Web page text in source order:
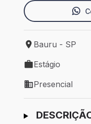
Local de
Bauru - SP
Tipo de vaga:
Estágio
Modelo de
Presencial
Ir para candidatura